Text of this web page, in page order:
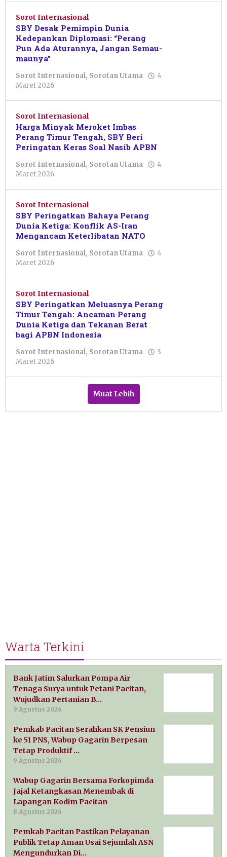
Wulandari
Sorot Internasional
SBY Desak Pemimpin Dunia
Kedepankan Diplomasi: “Perang
Pun Ada Aturannya, Jangan Semau-
maunya”
Sorot Internasional, Sorotan Utama
4
Maret 2026
Sorot Internasional
Harga Minyak Meroket Imbas
Perang Timur Tengah, SBY Beri
Peringatan Keras Soal Nasib APBN
Sorot Internasional, Sorotan Utama
4
Maret 2026
Sorot Internasional
SBY Peringatkan Bahaya Perang
Dunia Ketiga: Konflik AS-Iran
Mengancam Keterlibatan NATO
Sorot Internasional, Sorotan Utama
4
Maret 2026
Sorot Internasional
SBY Peringatkan Meluasnya Perang
Timur Tengah: Ancaman Perang
Dunia Ketiga dan Tekanan Berat
bagi APBN Indonesia
Sorot Internasional, Sorotan Utama
3
Maret 2026
Muat Lebih
Warta Terkini
Bank Jatim Salurkan Pompa Air
Tenaga Surya untuk Petani Pacitan,
Wujudkan Pertanian B…
9 Agustus 2026
Pemkab Pacitan Serahkan SK Pensiun
ke 51 PNS, Wabup Gagarin Berpesan
Tetap Produktif …
9 Agustus 2026
Wabup Gagarin Bersama Forkopimda
Jajal Ketangkasan Menembak di
Lapangan Kodim Pacitan
8 Agustus 2026
Pemkab Pacitan Pastikan Pelayanan
Publik Tetap Aman Usai Sejumlah ASN
Mengundurkan Di…